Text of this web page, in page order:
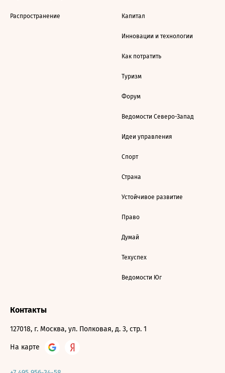
Распространение Капитал
Инновации и технологии
Как потратить
Туризм
Форум
Ведомости Северо-Запад
Идеи управления
Спорт
Страна
Устойчивое развитие
Право
Думай
Техуспех
Ведомости Юг
Контакты
127018, г. Москва, ул. Полковая, д. 3, стр. 1
На карте